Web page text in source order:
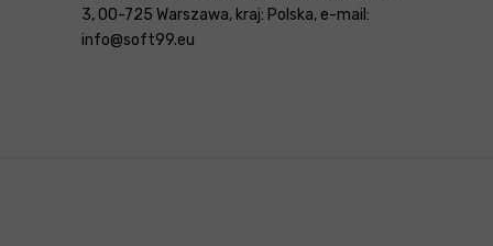
3, 00-725 Warszawa, kraj: Polska, e-mail:
info@soft99.eu